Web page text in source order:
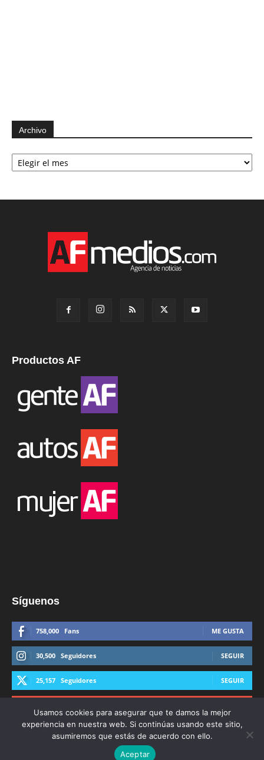
Archivo
Archivo
Productos AF
Síguenos
758,000 Fans ME GUSTA
30,500 Seguidores SEGUIR
25,157 Seguidores SEGUIR
© Derechos Reservados AFmedios 2021
Usamos cookies para asegurar que te damos la mejor
experiencia en nuestra web. Si continúas usando este sitio,
asumiremos que estás de acuerdo con ello.
Aceptar